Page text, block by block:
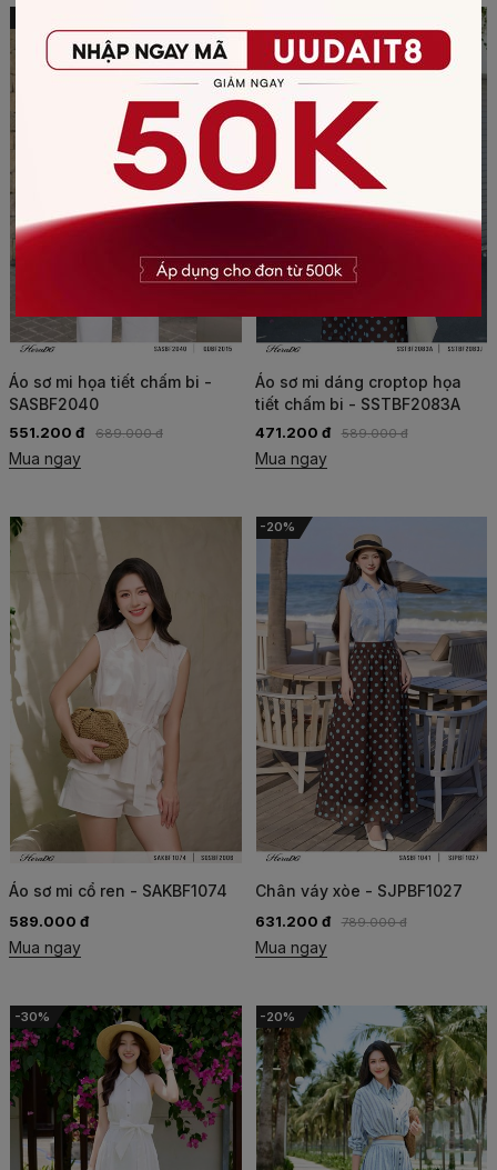
Áo sơ mi họa tiết chấm bi -
SASBF2040
551.200 đ 689.000 đ
Mua ngay
Áo sơ mi dáng croptop họa
tiết chấm bi - SSTBF2083A
471.200 đ 589.000 đ
Mua ngay
Áo sơ mi cổ ren - SAKBF1074
589.000 đ
Mua ngay
-20%
Chân váy xòe - SJPBF1027
631.200 đ 789.000 đ
Mua ngay
-30% -20%